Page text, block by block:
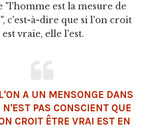
"l'homme est la mesure de
c'est-à-dire que si l'on croit
vraie, elle l'est.
A UN MENSONGE DANS
PAS CONSCIENT QUE
CROIT ÊTRE VRAI EST EN